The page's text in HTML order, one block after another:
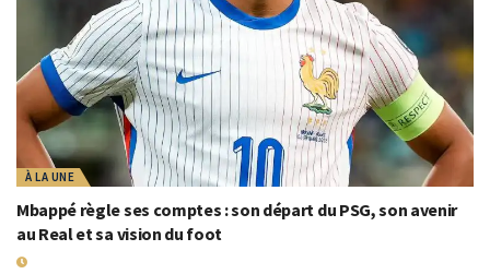
À LA UNE
Mbappé règle ses comptes : son départ du PSG, son avenir
au Real et sa vision du foot